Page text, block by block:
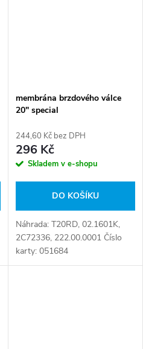
membrána brzdového válce
20" special
244,60 Kč bez DPH
296 Kč
Skladem v e-shopu
DO KOŠÍKU
Náhrada: T20RD, 02.1601K,
2C72336, 222.00.0001 Číslo
karty: 051684